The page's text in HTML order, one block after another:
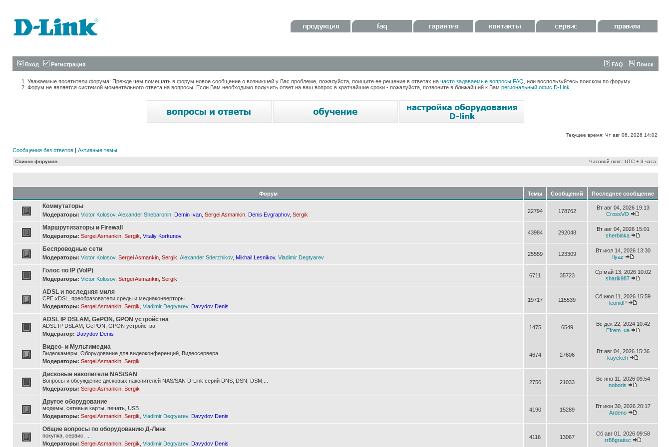
Вход Регистрация FAQ Поиск
Уважаемые посетители форума! Прежде чем помещать в форум новое сообщение о возникшей у Вас проблеме, пожалуйста, поищите ее решение в ответах на часто задаваемые вопросы FAQ , или воспользуйтесь поиском по форуму.
Форум не является системой моментального ответа на вопросы. Если Вам необходимо получить ответ на ваш вопрос в кратчайшие сроки - пожалуйста, позвоните в ближайший к Вам региональный офис D-Link.
Текущее время: Чт авг 06, 2026 14:02
Сообщения без ответов | Активные темы
Список форумов Часовой пояс: UTC + 3 часа
Форум Темы Сообщений Последнее сообщение
Коммутаторы
Модераторы: Victor Kolosov, Alexander Shebaronin Demin Ivan Sergei Asmankin Denis Evgraphov, Sergik
22794 178762
Вт авг 04, 2026 19:13
CrossVO
Маршрутизаторы и Firewall
Модераторы: Sergei Asmankin Sergik Vitaliy Korkunov
43984 292048
Вт авг 04, 2026 15:01
sherbinka
Беспроводные сети
Модераторы: Victor Kolosov, Sergei Asmankin Sergik Alexander Sderzhikov, Mikhail Lesnikov, Vladimir Degtyarev
25559 123309
Вт июл 14, 2026 13:30
Ilyaz
Голос по IP (VoIP)
Модераторы: Victor Kolosov, Sergei Asmankin Sergik
6711 35723
Ср май 13, 2026 10:02
sharik987
ADSL и последняя миля
CPE xDSL, преобразователи среды и медиаконверторы
Модераторы: Sergei Asmankin Sergik Vladimir Degtyarev, Davydov Denis
19717 115539
Сб июл 11, 2026 15:59
leonidP
ADSL IP DSLAM, GePON, GPON устройства
ADSL IP DSLAM, GePON, GPON устройства
Модератор: Davydov Denis
1475 6549
Вс дек 22, 2024 10:42
Efrem_ua
Видео- и Мультимедиа
Видеокамеры, Оборудование для видеоконференций, Видеосервера
Модераторы: Sergei Asmankin Sergik
4674 27606
Вт авг 04, 2026 15:36
kuyekeh
Дисковые накопители NAS/SAN
Вопросы и обсуждение дисковых накопителей NAS/SAN D-Link серий DNS, DSN, DSM,...
Модераторы: Sergei Asmankin Sergik
2756 21033
Вс янв 11, 2026 09:54
noboris
Другое оборудование
модемы, сетевые карты, печать, USB
Модераторы: Sergei Asmankin Sergik Vladimir Degtyarev, Davydov Denis
4190 15289
Вт июн 30, 2026 20:17
Ardeno
Общие вопросы по оборудованию Д-Линк
покупка, сервис, ...
Модераторы: Sergei Asmankin Sergik Vladimir Degtyarev, Davydov Denis
4116 13067
Сб авг 01, 2026 09:58
rr88gratisc